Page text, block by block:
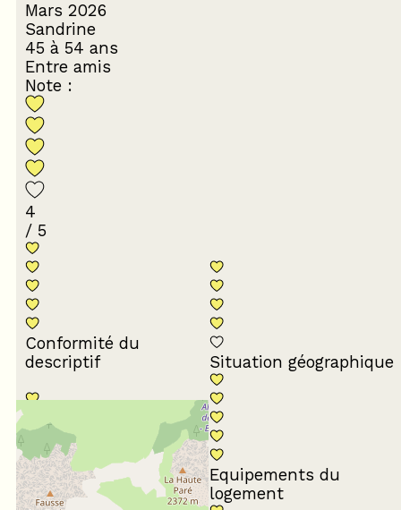
Mars 2026
Sandrine
45 à 54 ans
Entre amis
Note :
4
/ 5
Conformité du
descriptif
Situation géographique
Propreté du logement
Equipements du
logement